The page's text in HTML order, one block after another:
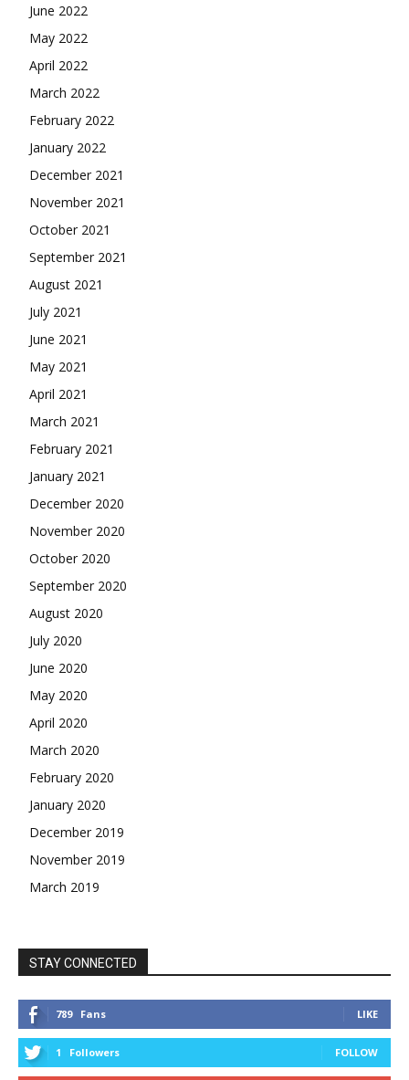
June 2022
May 2022
April 2022
March 2022
February 2022
January 2022
December 2021
November 2021
October 2021
September 2021
August 2021
July 2021
June 2021
May 2021
April 2021
March 2021
February 2021
January 2021
December 2020
November 2020
October 2020
September 2020
August 2020
July 2020
June 2020
May 2020
April 2020
March 2020
February 2020
January 2020
December 2019
November 2019
March 2019
STAY CONNECTED
789 Fans LIKE
1 Followers FOLLOW